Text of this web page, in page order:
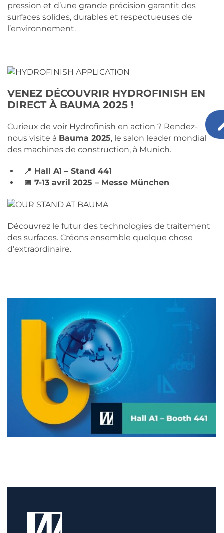
pression et d’une grande précision garantit des
surfaces solides, durables et respectueuses de
l’environnement.
VENEZ DÉCOUVRIR HYDROFINISH EN
DIRECT À BAUMA 2025 !
Curieux de voir Hydrofinish en action ? Rendez-
nous visite à Bauma 2025, le salon leader mondial
des machines de construction, à Munich.
📍 Hall A1 – Stand 441
📅 7-13 avril 2025 – Messe München
Découvrez le futur des technologies de traitement
des surfaces. Créons ensemble quelque chose
d’extraordinaire.